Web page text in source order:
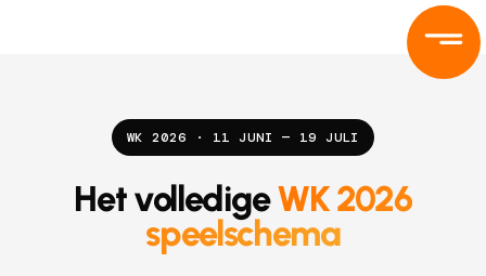
WK 2026 · 11 JUNI — 19 JULI
Het volledigeWK 2026
speelschema